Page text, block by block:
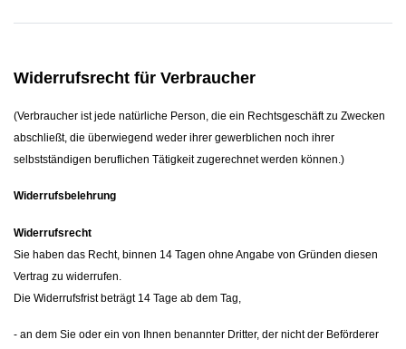
Widerrufsrecht für Verbraucher
(Verbraucher ist jede natürliche Person, die ein Rechtsgeschäft zu Zwecken
abschließt, die überwiegend weder ihrer gewerblichen noch ihrer
selbstständigen beruflichen Tätigkeit zugerechnet werden können.)
Widerrufsbelehrung
Widerrufsrecht
Sie haben das Recht, binnen 14 Tagen ohne Angabe von Gründen diesen
Vertrag zu widerrufen.
Die Widerrufsfrist beträgt 14 Tage ab dem Tag,
- an dem Sie oder ein von Ihnen benannter Dritter, der nicht der Beförderer